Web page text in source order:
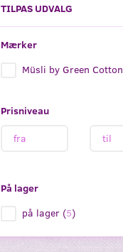
TILPAS UDVALG
Mærker
Müsli by Green Cotton
Prisniveau
På lager
på lager (5)